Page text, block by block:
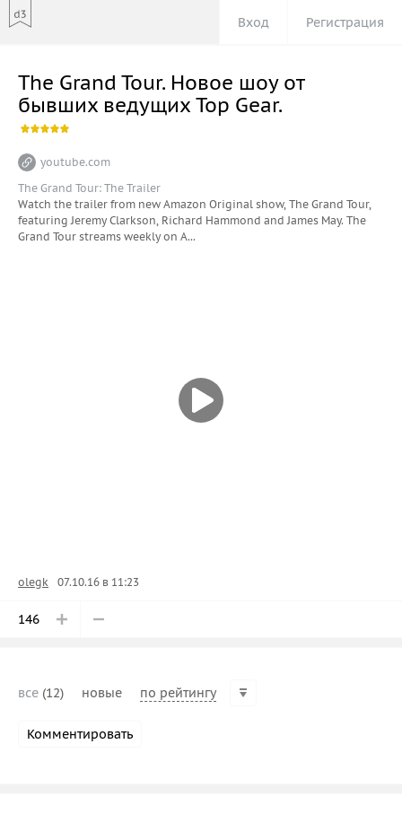
Вход Регистрация
The Grand Tour. Новое шоу от
бывших ведущих Top Gear.
youtube.com
The Grand Tour: The Trailer
Watch the trailer from new Amazon Original show, The Grand Tour,
featuring Jeremy Clarkson, Richard Hammond and James May. The
Grand Tour streams weekly on A...
olegk 07.10.16 в 11:23
146
все (12) новые по рейтингу
Комментировать